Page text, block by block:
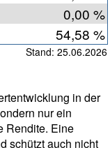
0,00 %
54,58 %
Stand: 25.06.2026
in der
nur ein
Rendite. Eine
schützt auch nicht